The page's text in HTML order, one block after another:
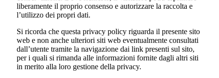
liberamente il proprio consenso e autorizzare la raccolta e
l’utilizzo dei propri dati.
Si ricorda che questa privacy policy riguarda il presente sito
web e non anche ulteriori siti web eventualmente consultati
dall’utente tramite la navigazione dai link presenti sul sito,
per i quali si rimanda alle informazioni fornite dagli altri siti
in merito alla loro gestione della privacy.